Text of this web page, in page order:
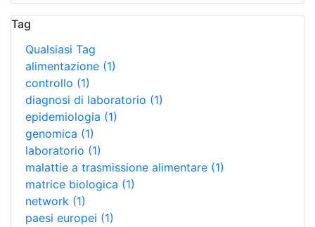
Tag
Qualsiasi Tag
alimentazione (1)
controllo (1)
diagnosi di laboratorio (1)
epidemiologia (1)
genomica (1)
laboratorio (1)
malattie a trasmissione alimentare (1)
matrice biologica (1)
network (1)
paesi europei (1)